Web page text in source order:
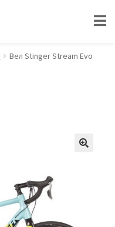
Вел Stinger Stream Evo